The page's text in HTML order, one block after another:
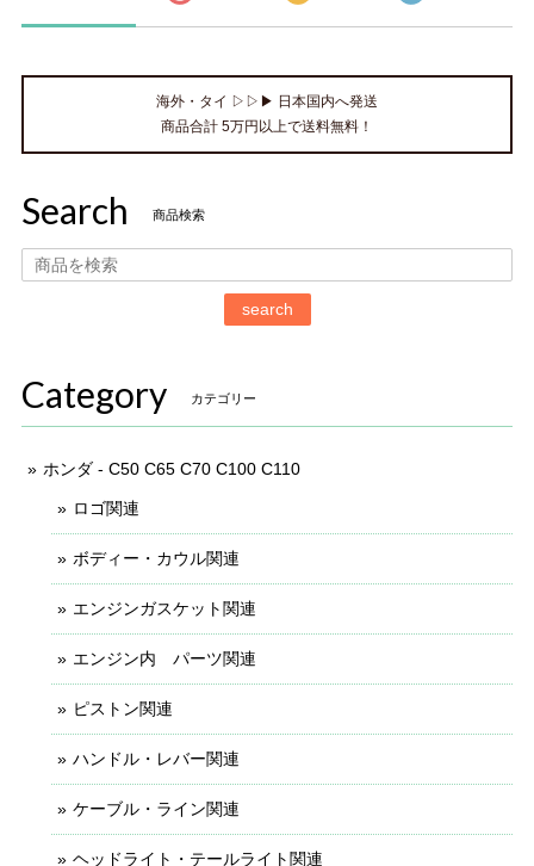
海外・タイ ▷▷▶ 日本国内へ発送
商品合計 5万円以上で送料無料！
Search 商品検索
search
Category カテゴリー
ホンダ - C50 C65 C70 C100 C110
ロゴ関連
ボディー・カウル関連
エンジンガスケット関連
エンジン内 パーツ関連
ピストン関連
ハンドル・レバー関連
ケーブル・ライン関連
ヘッドライト・テールライト関連